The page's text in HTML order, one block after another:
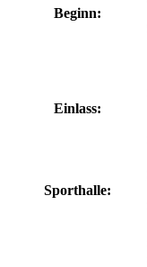
Beginn:
Einlass:
Sporthalle: